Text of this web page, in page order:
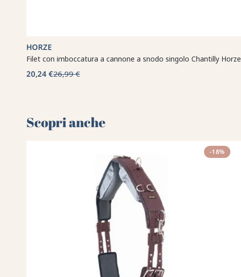
HORZE
Filet con imboccatura a cannone a snodo singolo Chantilly Horze
20,24 €26,99 €
Scopri anche 🌻
-18%